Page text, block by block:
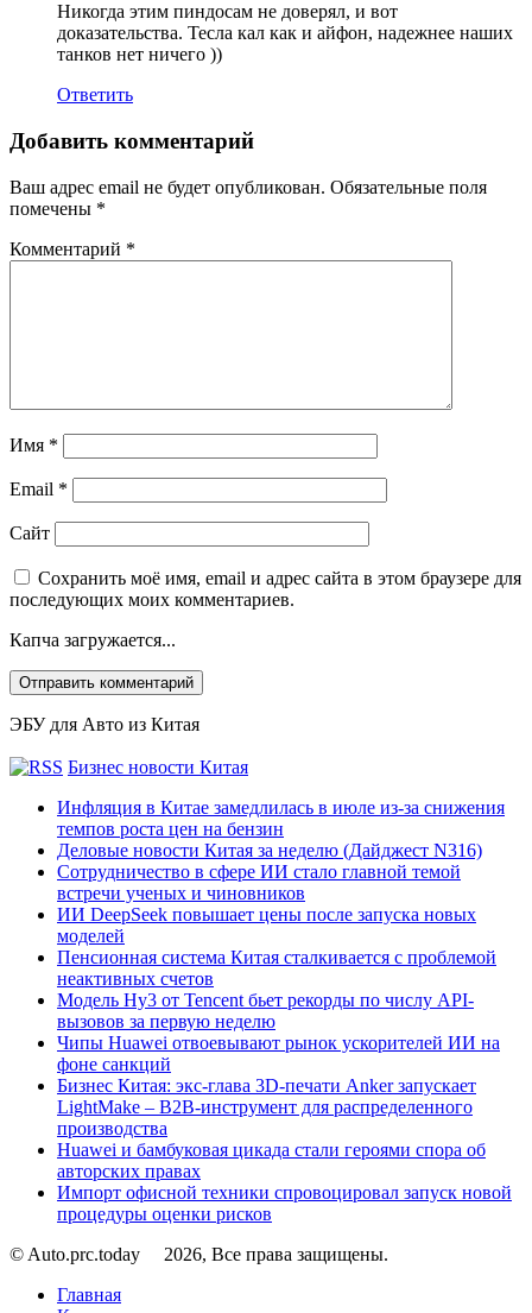
Никогда этим пиндосам не доверял, и вот
доказательства. Тесла кал как и айфон, надежнее наших
танков нет ничего ))
Ответить
Добавить комментарий
Ваш адрес email не будет опубликован. Обязательные поля
помечены *
Комментарий *
Имя *
Email *
Сайт
Сохранить моё имя, email и адрес сайта в этом браузере для
последующих моих комментариев.
Капча загружается...
ЭБУ для Авто из Китая
Бизнес новости Китая
Инфляция в Китае замедлилась в июле из-за снижения
темпов роста цен на бензин
Деловые новости Китая за неделю (Дайджест N316)
Сотрудничество в сфере ИИ стало главной темой
встречи ученых и чиновников
ИИ DeepSeek повышает цены после запуска новых
моделей
Пенсионная система Китая сталкивается с проблемой
неактивных счетов
Модель Hy3 от Tencent бьет рекорды по числу API-
вызовов за первую неделю
Чипы Huawei отвоевывают рынок ускорителей ИИ на
фоне санкций
Бизнес Китая: экс-глава 3D-печати Anker запускает
LightMake – B2B-инструмент для распределенного
производства
Huawei и бамбуковая цикада стали героями спора об
авторских правах
Импорт офисной техники спровоцировал запуск новой
процедуры оценки рисков
© Auto.prc.today
2026, Все права защищены.
Главная